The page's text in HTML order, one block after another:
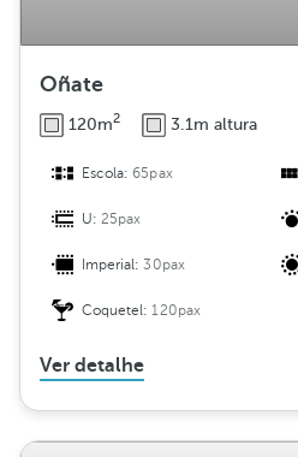
Oñate
120m2 3.1m altura
Escola:65pax
U:25pax
Imperial:30pax
Coquetel:120pax
Ver detalhe